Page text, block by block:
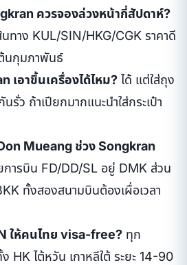
ควรจองล่วงหน้ากี่สัปดาห์?
ทาง KUL/SIN/HKG/CGK ราคาดี
นกุมภาพันธ์
เอาขึ้นเครื่องได้ไหม? ได้ แต่ใส่ถุง
ว ถ้าเปียกมากแนะนำใส่กระเป๋า
Mueang ช่วง Songkran
การบิน FD/DD/SL อยู่ DMK ส่วน
ทั้งสองสนามบินต้องเผื่อเวลา
ให้คนไทย visa-free? ทุก
HK ไต้หวัน เกาหลีใต้ ระยะ 14-90